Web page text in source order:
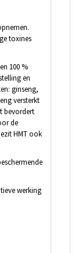
toxines
100 %
en
ginseng,
versterkt
bevordert
de
HMT ook
werking